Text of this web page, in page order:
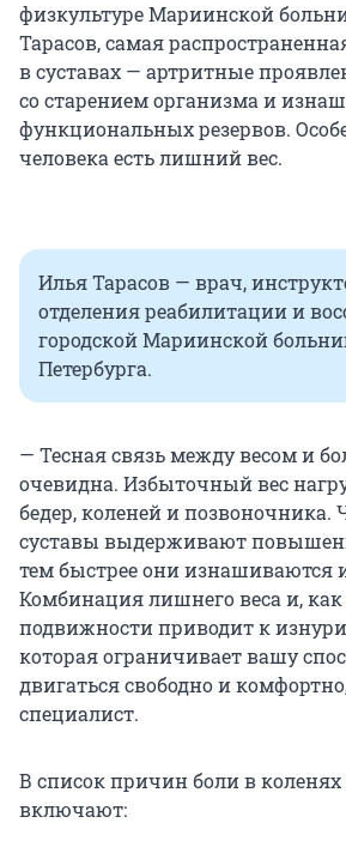
физкультуре Мариинской
Тарасов, самая
в суставах — артритные
со старением организма и
функциональных резервов.
человека есть лишний вес.
Илья Тарасов — врач,
отделения реабилитации и
городской Мариинской
Петербурга.
— Тесная связь между весом и
очевидна. Избыточный вес
бедер, коленей и
суставы выдерживают
тем быстрее они изнашиваются
Комбинация лишнего веса и, как
подвижности приводит к
которая ограничивает вашу
двигаться свободно и
специалист.
В список причин боли в
включают: